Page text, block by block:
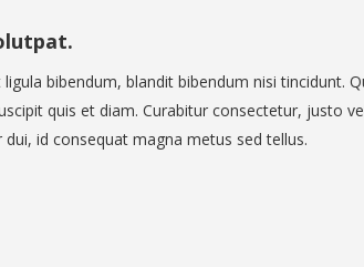
bibendum, blandit bibendum nisi tincidunt.
quis et diam. Curabitur consectetur, justo
id consequat magna metus sed tellus.